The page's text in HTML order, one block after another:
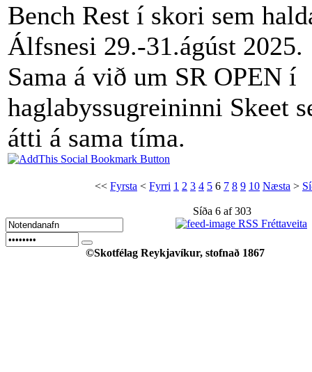
Bench Rest í skori sem
Álfsnesi 29.-31.ágúst 2025.
Sama á við um SR OPEN í
haglabyssugreininni Skeet
átti á sama tíma.
<< Fyrsta < Fyrri 1 2 3 4 5 6 7 8 9 10 Næsta >
Síða 6 af 303
RSS Fréttaveita
©Skotfélag Reykjavíkur, stofnað 1867